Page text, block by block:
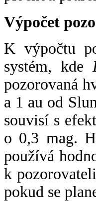
Výpočet
K výpočtu
systém, kde
pozorovaná
a 1 au od
souvisí s
o 0,3 mag.
používá
k
pokud se